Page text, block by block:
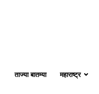
ताज्या बातम्या महाराष्ट्र